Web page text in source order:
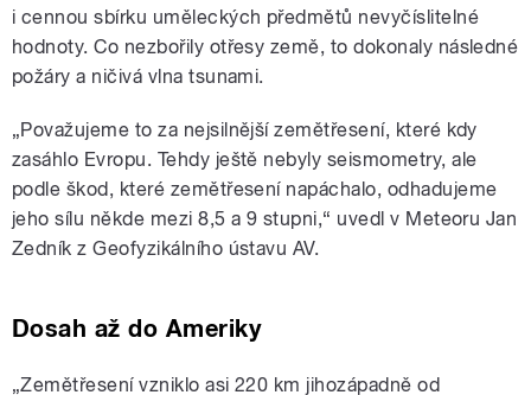
i cennou sbírku uměleckých předmětů nevyčíslitelné
hodnoty. Co nezbořily otřesy země, to dokonaly následné
požáry a ničivá vlna tsunami.
„Považujeme to za nejsilnější zemětřesení, které kdy
zasáhlo Evropu. Tehdy ještě nebyly seismometry, ale
podle škod, které zemětřesení napáchalo, odhadujeme
jeho sílu někde mezi 8,5 a 9 stupni,“ uvedl v Meteoru Jan
Zedník z Geofyzikálního ústavu AV.
Dosah až do Ameriky
„Zemětřesení vzniklo asi 220 km jihozápadně od